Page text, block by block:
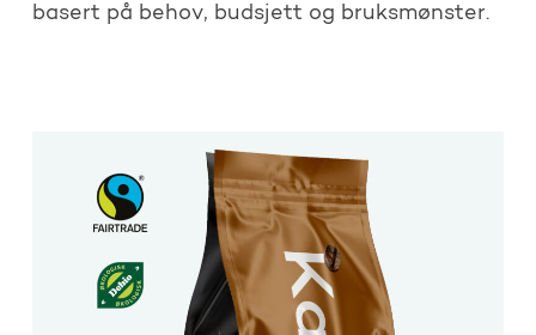
basert på behov, budsjett og bruksmønster.